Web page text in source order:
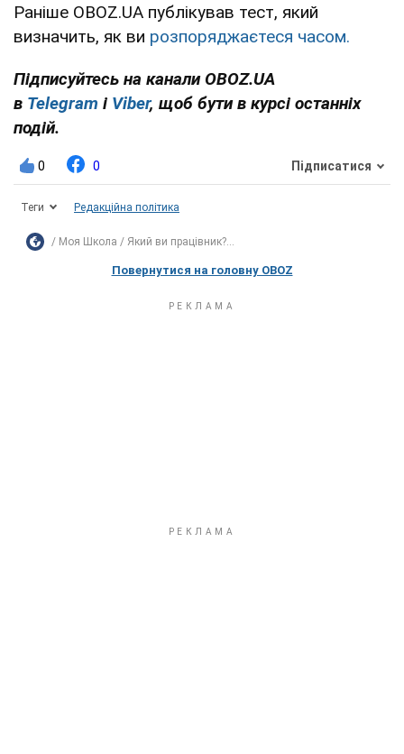
Раніше OBOZ.UA публікував тест, який
визначить, як ви розпоряджаєтеся часом.
Підписуйтесь на канали OBOZ.UA
в Telegram і Viber, щоб бути в курсі останніх
подій.
0 0 Підписатися
Теги Редакційна політика
Моя Школа Який ви працівник?...
Повернутися на головну OBOZ